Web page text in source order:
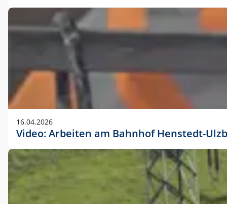
16.04.2026
Video: Arbeiten am Bahnhof Henstedt-